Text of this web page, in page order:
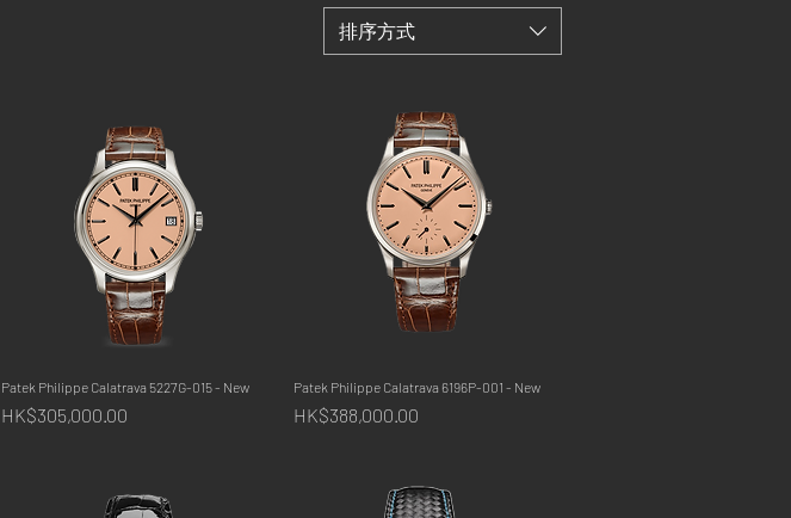
排序方式
快速瀏覽
Patek Philippe Calatrava 5227G-015 - New
價格
HK$305,000.00
快速瀏覽
Patek Philippe Calatrava 6196P-001 - New
價格
HK$388,000.00